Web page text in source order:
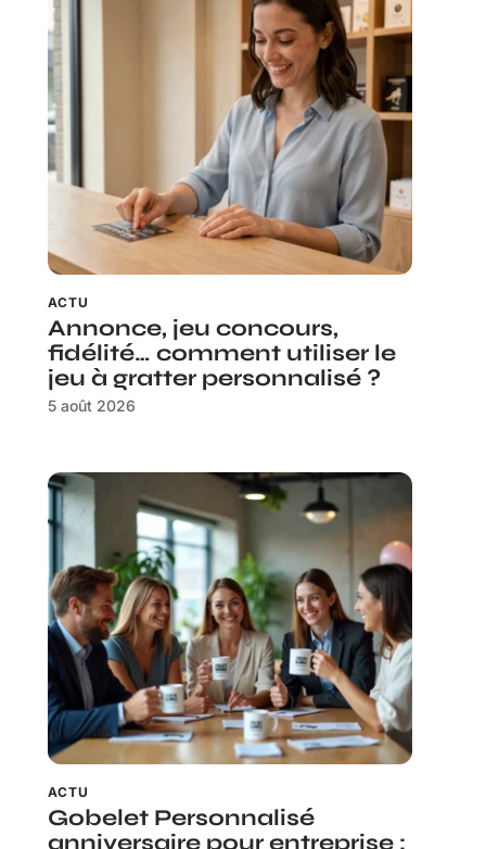
ACTU
Annonce, jeu concours,
fidélité… comment utiliser le
jeu à gratter personnalisé ?
5 août 2026
ACTU
Gobelet Personnalisé
anniversaire pour entreprise :